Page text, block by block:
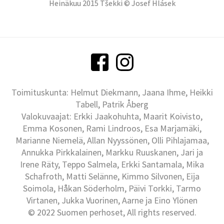
Heinäkuu 2015 Tšekki © Josef Hlásek
Toimituskunta: Helmut Diekmann, Jaana Ihme, Heikki
Tabell, Patrik Åberg
Valokuvaajat: Erkki Jaakohuhta, Maarit Koivisto,
Emma Kosonen, Rami Lindroos, Esa Marjamäki,
Marianne Niemelä, Allan Nyyssönen, Olli Pihlajamaa,
Annukka Pirkkalainen, Markku Ruuskanen, Jari ja
Irene Räty, Teppo Salmela, Erkki Santamala, Mika
Schafroth, Matti Selänne, Kimmo Silvonen, Eija
Soimola, Håkan Söderholm, Päivi Torkki, Tarmo
Virtanen, Jukka Vuorinen, Aarne ja Eino Ylönen
© 2022 Suomen perhoset, All rights reserved.